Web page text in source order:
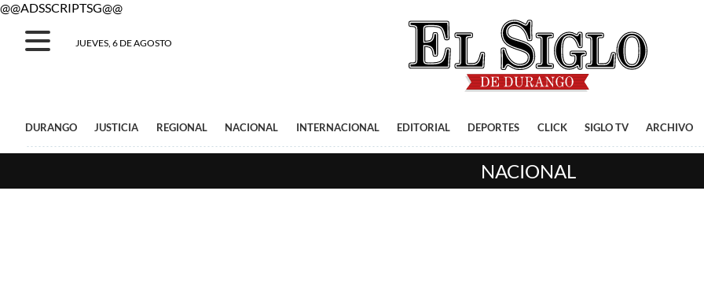
@@ADSSCRIPTSG@@
JUEVES, 6 DE AGOSTO
DURANGO JUSTICIA REGIONAL NACIONAL INTERNACIONAL EDITORIAL DEPORTES CLICK SIGLO TV ARCHIVO
NACIONAL